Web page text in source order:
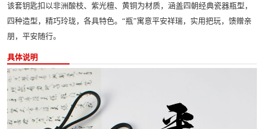
该套钥匙扣以非洲酸枝、紫光檀、黄铜为材质，涵盖四朝经典瓷器瓶型，
四种造型，精巧玲珑，各具特色。“瓶”寓意平安祥瑞，实用把玩，馈赠亲
朋，平安随行。
具体说明